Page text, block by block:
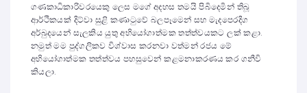
ගණකාධිකාරිවරයෙකු ලෙස මගේ අදහස තමයි පිබිදෙමින් තිබූ
ආර්ථිකයක් දිට්වා සුළි කණාටුවේ බලපෑමෙන් සහ මැදපෙරදිග
අර්බුදයෙන් සැලකිය යුතු අභියෝගාත්මක තත්ත්වයකට ලක් කළා.
නමුත් මම පුද්ගලිකව විශ්වාස කරනවා වත්මන් රජය මේ
අභියෝගාත්මක තත්ත්වය පහසුවෙන් කළමනාකරණය කර ගනීවි
කියලා.